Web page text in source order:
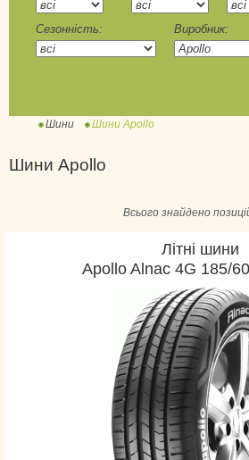
Alnac 4G
Apterra HT2
Aspire 4G+
Сезонність: Виробник:
Шини Шини Apollo
Шини Apollo
Всього знайдено
Літні шини
Apollo Alnac 4G 185/